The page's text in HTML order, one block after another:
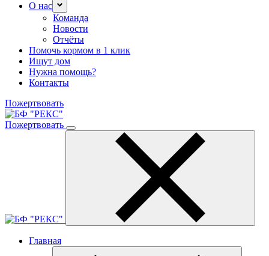
О нас
Команда
Новости
Отчёты
Помочь кормом в 1 клик
Ищут дом
Нужна помощь?
Контакты
Пожертвовать
Пожертвовать
Главная